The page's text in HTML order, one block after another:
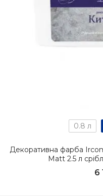
0.8 л
Декоративна фарба
Matt 2.5 л
6